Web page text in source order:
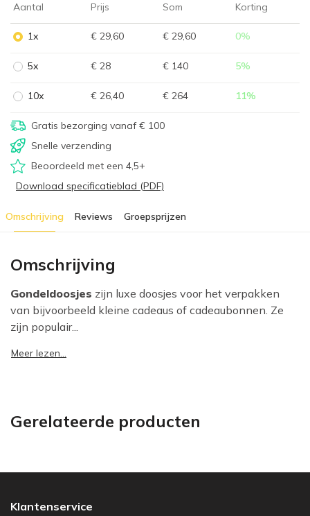
Aantal Prijs Som Korting
1x € 29,60 € 29,60 0%
5x € 28 € 140 5%
10x € 26,40 € 264 11%
Gratis bezorging vanaf € 100
Snelle verzending
Beoordeeld met een 4,5+
Download specificatieblad (PDF)
Omschrijving Reviews Groepsprijzen
Omschrijving
Gondeldoosjes zijn luxe doosjes voor het verpakken
van bijvoorbeeld kleine cadeaus of cadeaubonnen. Ze
zijn populair...
Meer lezen...
Gerelateerde producten
Klantenservice